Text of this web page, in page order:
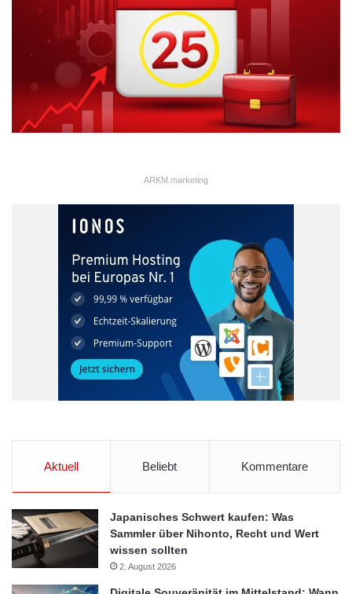
ARKM.marketing
Aktuell Beliebt Kommentare
Japanisches Schwert kaufen: Was
Sammler über Nihonto, Recht und Wert
wissen sollten
2. August 2026